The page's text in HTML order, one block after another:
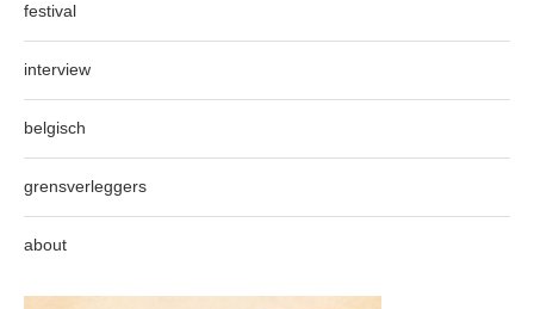
festival
interview
belgisch
grensverleggers
about